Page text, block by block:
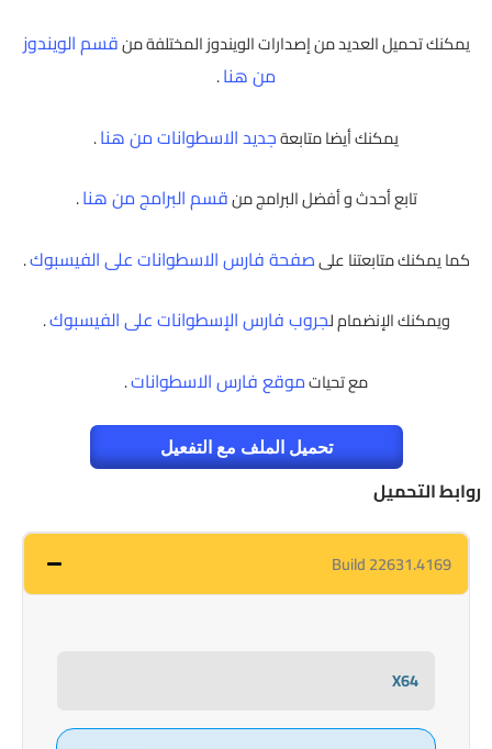
يمكنك تحميل العديد من إصدارات الويندوز المختلفة منقسم الويندوز
من هنا.
يمكنك أيضا متابعةجديد الاسطوانات من هنا.
تابع أحدث و أفضل البرامج منقسم البرامج من هنا.
كما يمكنك متابعتنا علىصفحة فارس الاسطوانات على الفيسبوك.
ويمكنك الإنضمام لجروب فارس الإسطوانات على الفيسبوك.
مع تحياتموقع فارس الاسطوانات.
تحميل الملف مع التفعيل
روابط التحميل
Build 22631.4169
X64